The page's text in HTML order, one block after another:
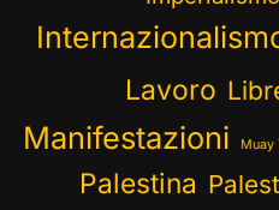
Lavoro
Manifestazioni Muay
Palestina